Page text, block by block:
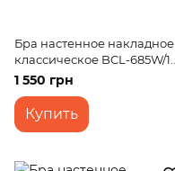
Бра настенное накладное
классическое BCL-685W/1
E14 BK
1 550 грн
Купить